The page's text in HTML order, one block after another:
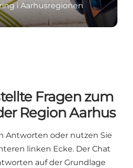
i Aarhusregionen
Fragen zum
Region Aarhus
Antworten oder nutzen Sie
linken Ecke. Der Chat
auf der Grundlage